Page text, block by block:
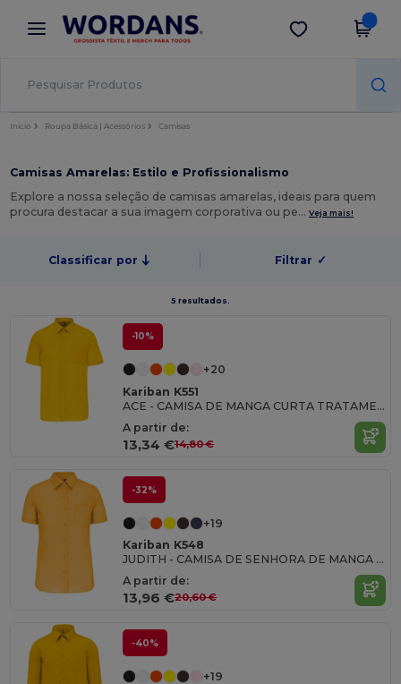
× App Wordans
Melhores preços na app!
Obter app
Início Roupa Básica | Acessórios Camisas
Camisas Amarelas: Estilo e Profissionalismo
Explore a nossa seleção de camisas amarelas, ideais para quem
procura destacar a sua imagem corporativa ou pe…Veja mais!
Classificar por Filtrar ✓
5 resultados.
-10%
+20
Kariban K551
ACE - CAMISA DE MANGA CURTA TRATAMENTO FÁCIL
A partir de:
13,34 €14,80 €
-32%
+19
Kariban K548
JUDITH - CAMISA DE SENHORA DE MANGA CURTA TRATAMENTO FÁCIL
A partir de:
13,96 €20,60 €
-40%
+19